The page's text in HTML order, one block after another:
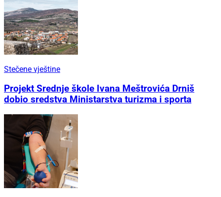
Stečene vještine
Projekt Srednje škole Ivana Meštrovića Drniš
dobio sredstva Ministarstva turizma i sporta